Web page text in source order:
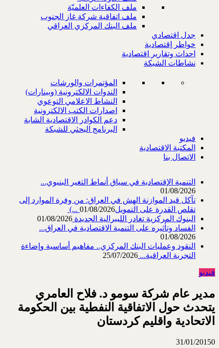
ملف الكفاءات العلميّة
ملف اتفاقية شركة غاز الجنوب
ملف البنك المركزي العراقي
جدل اقتصادي
خواطر إقتصادية
احداث وتقارير اقتصادية
نشاطات الشبكة
المؤتمرات والورشات
الندوات الالكترونية (وبينارات)
النشاط الاعلامي التوعوي
اصدارات الكتب الالكترونية
دعم الكوادر الاقتصادية الشابة
البرنامج البحثي للشبكة
فيديو
المكتبة الاقتصادية
الاتصال بنا
التنمية الإقتصادية في سياق أنماط التغير البنيوي...
01/08/2026
تآكل قيد الموازنة الهش في العراق: من وفرة الموارد إلى
تقلص القدرة على التمويل‎ (...01/08/2026
البنوك المركزية تغادر الليبرالية الجديدة 01/08/2026
الفساد وتأثيره على التنمية الاقتصادية في العراق...
01/08/2026
النقود وعمليات البنك المركزي.. مفاهيم أساسية وإضاءة
التجربة العراقية... 25/07/2026
فيديو
مدير عام شركة سومو د. فلاح العامري
يتحدث حول الاتفاقية النفطية بين الحكومة
الاتحادية واقليم كردستان
31/01/20150